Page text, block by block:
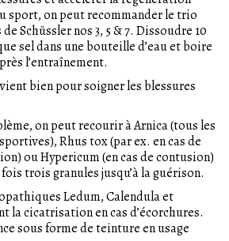
sport, on peut recommander le trio
Schüssler nos 3, 5 & 7. Dissoudre 10
sel dans une bouteille d’eau et boire
l’entraînement.
bien pour soigner les blessures
on peut recourir à Arnica (tous les
Rhus tox (par ex. en cas de
ou Hypericum (en cas de contusion)
trois granules jusqu’à la guérison.
Ledum, Calendula et
la cicatrisation en cas d’écorchures.
sous forme de teinture en usage